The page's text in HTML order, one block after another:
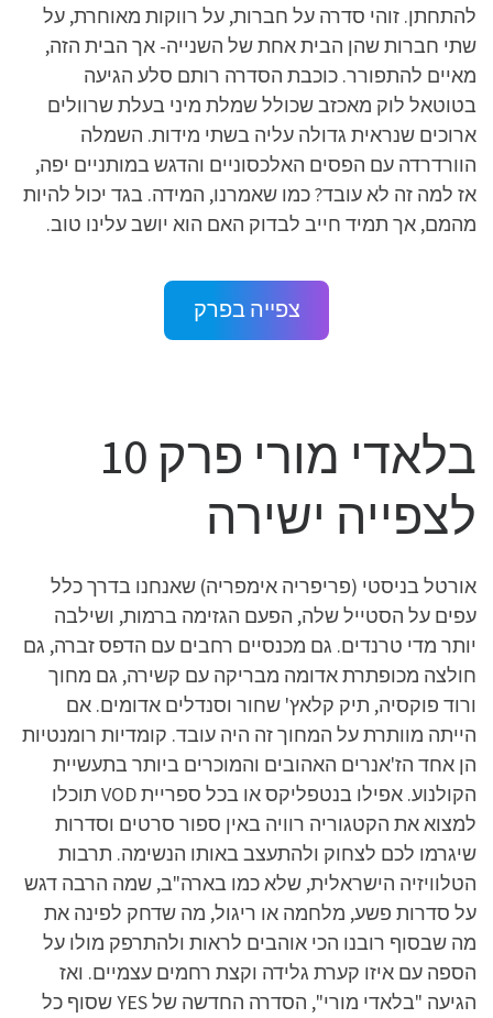
להתחתן. זוהי סדרה על חברות, על רווקות מאוחרת, על
שתי חברות שהן הבית אחת של השנייה- אך הבית הזה,
מאיים להתפורר. כוכבת הסדרה רותם סלע הגיעה
בטוטאל לוק מאכזב שכולל שמלת מיני בעלת שרוולים
ארוכים שנראית גדולה עליה בשתי מידות. השמלה
הוורדרדה עם הפסים האלכסוניים והדגש במותניים יפה,
אז למה זה לא עובד? כמו שאמרנו, המידה. בגד יכול להיות
מהמם, אך תמיד חייב לבדוק האם הוא יושב עלינו טוב.
צפייה בפרק
בלאדי מורי פרק 10
לצפייה ישירה
אורטל בניסטי (פריפריה אימפריה) שאנחנו בדרך כלל
עפים על הסטייל שלה, הפעם הגזימה ברמות, ושילבה
יותר מדי טרנדים. גם מכנסיים רחבים עם הדפס זברה, גם
חולצה מכופתרת אדומה מבריקה עם קשירה, גם מחוך
ורוד פוקסיה, תיק קלאץ' שחור וסנדלים אדומים. אם
הייתה מוותרת על המחוך זה היה עובד. קומדיות רומנטיות
הן אחד הז'אנרים האהובים והמוכרים ביותר בתעשיית
הקולנוע. אפילו בנטפליקס או בכל ספריית VOD תוכלו
למצוא את הקטגוריה רוויה באין ספור סרטים וסדרות
שיגרמו לכם לצחוק ולהתעצב באותו הנשימה. תרבות
הטלוויזיה הישראלית, שלא כמו בארה"ב, שמה הרבה דגש
על סדרות פשע, מלחמה או ריגול, מה שדחק לפינה את
מה שבסוף רובנו הכי אוהבים לראות ולהתרפק מולו על
הספה עם איזו קערת גלידה וקצת רחמים עצמיים. ואז
הגיעה "בלאדי מורי", הסדרה החדשה של YES שסוף כל